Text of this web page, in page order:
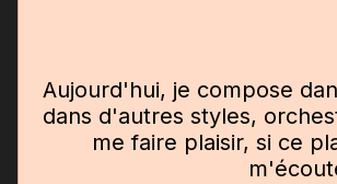
Aujourd'hui, je compose
dans d'autres styles,
me faire plaisir, si ce